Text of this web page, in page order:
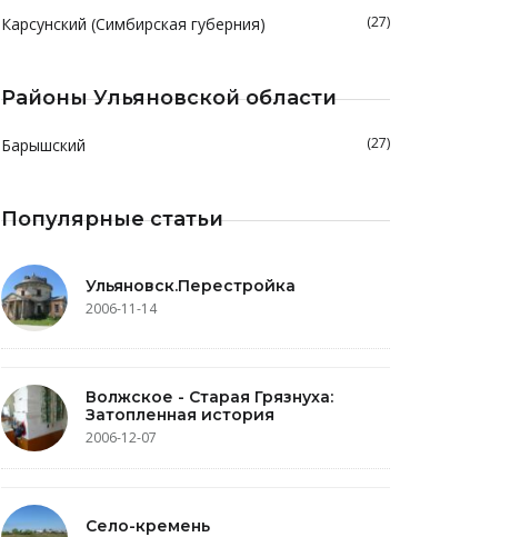
Карсунский (Симбирская губерния) (27)
Районы Ульяновской области
Барышский (27)
Популярные статьи
Ульяновск.Перестройка
2006-11-14
Волжское - Старая Грязнуха:
Затопленная история
2006-12-07
Село-кремень